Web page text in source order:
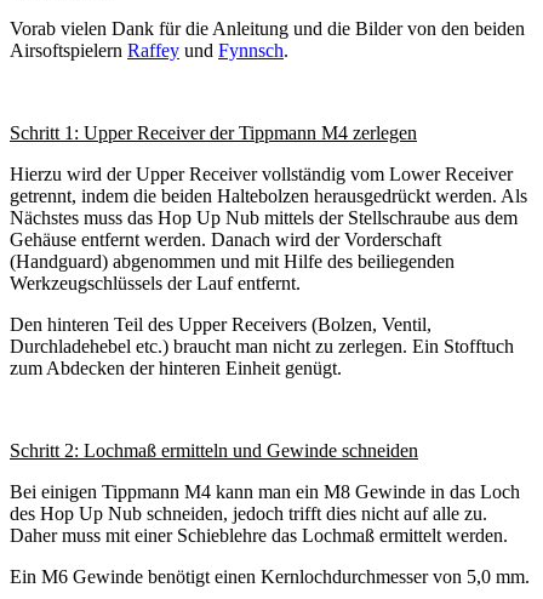
Vorab vielen Dank für die Anleitung und die Bilder von den beiden
Airsoftspielern Raffey und Fynnsch.
Schritt 1: Upper Receiver der Tippmann M4 zerlegen
Hierzu wird der Upper Receiver vollständig vom Lower Receiver
getrennt, indem die beiden Haltebolzen herausgedrückt werden. Als
Nächstes muss das Hop Up Nub mittels der Stellschraube aus dem
Gehäuse entfernt werden. Danach wird der Vorderschaft
(Handguard) abgenommen und mit Hilfe des beiliegenden
Werkzeugschlüssels der Lauf entfernt.
Den hinteren Teil des Upper Receivers (Bolzen, Ventil,
Durchladehebel etc.) braucht man nicht zu zerlegen. Ein Stofftuch
zum Abdecken der hinteren Einheit genügt.
Schritt 2: Lochmaß ermitteln und Gewinde schneiden
Bei einigen Tippmann M4 kann man ein M8 Gewinde in das Loch
des Hop Up Nub schneiden, jedoch trifft dies nicht auf alle zu.
Daher muss mit einer Schieblehre das Lochmaß ermittelt werden.
Ein M6 Gewinde benötigt einen Kernlochdurchmesser von 5,0 mm.